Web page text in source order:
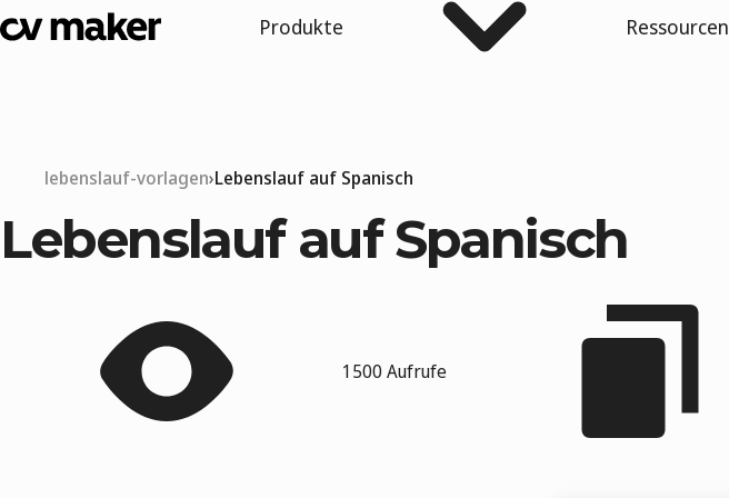
Produkte Ressourcen
lebenslauf-vorlagen Lebenslauf auf Spanisch
Lebenslauf auf Spanisch
1500 Aufrufe